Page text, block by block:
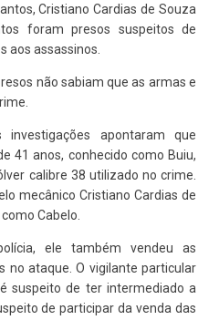
Cristiano Cardias de Souza
foram presos suspeitos de
aos assassinos.
não sabiam que as armas e
apontaram que
41 anos, conhecido como Buiu,
calibre 38 utilizado no crime.
mecânico Cristiano Cardias de
Cabelo.
ele também vendeu as
no ataque. O vigilante particular
suspeito de ter intermediado a
de participar da venda das